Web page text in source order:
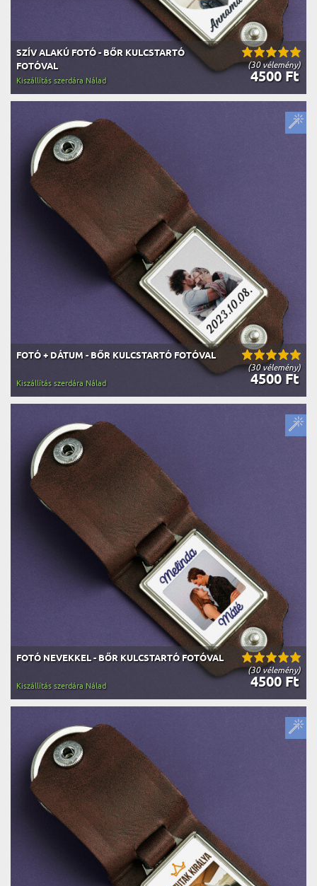
(30 vélemény)
SZÍV ALAKÚ FOTÓ - BŐR KULCSTARTÓ
FOTÓVAL
4500 Ft
Kiszállítás szerdára Nálad
(30 vélemény)
FOTÓ + DÁTUM - BŐR KULCSTARTÓ FOTÓVAL
4500 Ft
Kiszállítás szerdára Nálad
(30 vélemény)
FOTÓ NEVEKKEL - BŐR KULCSTARTÓ FOTÓVAL
4500 Ft
Kiszállítás szerdára Nálad